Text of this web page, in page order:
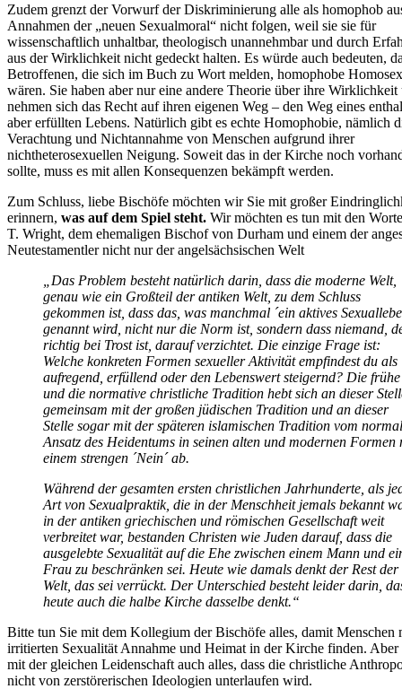
Zudem grenzt der Vorwurf der Diskriminierung alle als homophob
Annahmen der „neuen Sexualmoral“ nicht folgen, weil sie sie für
wissenschaftlich unhaltbar, theologisch unannehmbar und durch
aus der Wirklichkeit nicht gedeckt halten. Es würde auch bedeuten,
Betroffenen, die sich im Buch zu Wort melden, homophobe
wären. Sie haben aber nur eine andere Theorie über ihre Wirklichkeit
nehmen sich das Recht auf ihren eigenen Weg – den Weg eines
aber erfüllten Lebens. Natürlich gibt es echte Homophobie, nämlich
Verachtung und Nichtannahme von Menschen aufgrund ihrer
nichtheterosexuellen Neigung. Soweit das in der Kirche noch
sollte, muss es mit allen Konsequenzen bekämpft werden.
Zum Schluss, liebe Bischöfe möchten wir Sie mit großer
erinnern, was auf dem Spiel steht. Wir möchten es tun mit den
T. Wright, dem ehemaligen Bischof von Durham und einem der
Neutestamentler nicht nur der angelsächsischen Welt
„Das Problem besteht natürlich darin, dass die moderne Welt,
genau wie ein Großteil der antiken Welt, zu dem Schluss
gekommen ist, dass das, was manchmal ´ein aktives
genannt wird, nicht nur die Norm ist, sondern dass niemand,
richtig bei Trost ist, darauf verzichtet. Die einzige Frage ist:
Welche konkreten Formen sexueller Aktivität empfindest du als
aufregend, erfüllend oder den Lebenswert steigernd? Die frühe
und die normative christliche Tradition hebt sich an dieser
gemeinsam mit der großen jüdischen Tradition und an dieser
Stelle sogar mit der späteren islamischen Tradition vom
Ansatz des Heidentums in seinen alten und modernen Formen
einem strengen ´Nein´ ab.
Während der gesamten ersten christlichen Jahrhunderte, als
Art von Sexualpraktik, die in der Menschheit jemals bekannt
in der antiken griechischen und römischen Gesellschaft weit
verbreitet war, bestanden Christen wie Juden darauf, dass die
ausgelebte Sexualität auf die Ehe zwischen einem Mann und
Frau zu beschränken sei. Heute wie damals denkt der Rest der
Welt, das sei verrückt. Der Unterschied besteht leider darin,
heute auch die halbe Kirche dasselbe denkt.“
Bitte tun Sie mit dem Kollegium der Bischöfe alles, damit Menschen
irritierten Sexualität Annahme und Heimat in der Kirche finden. Aber
mit der gleichen Leidenschaft auch alles, dass die christliche
nicht von zerstörerischen Ideologien unterlaufen wird.